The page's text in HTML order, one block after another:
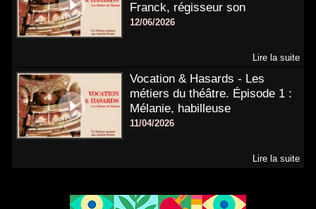
Franck, régisseur son
12/06/2026
Lire la suite
Vocation & Hasards - Les
métiers du théâtre. Épisode 1 :
Mélanie, habilleuse
11/04/2026
Lire la suite